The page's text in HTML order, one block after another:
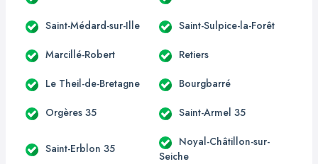
Saint-Médard-sur-Ille Saint-Sulpice-la-Forêt
Marcillé-Robert Retiers
Le Theil-de-Bretagne Bourgbarré
Orgères 35 Saint-Armel 35
Saint-Erblon 35
Noyal-Châtillon-sur-
Seiche